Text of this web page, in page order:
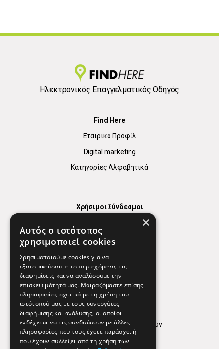
Ηλεκτρονικός Επαγγελματικός Οδηγός
Find Here
Εταιρικό Προφίλ
Digital marketing
Κατηγορίες Αλφαβητικά
Χρήσιμοι Σύνδεσμοι
Χρήσιμα Τηλέφωνα
Εφημερεύοντα Φαρμακεία
Απόρρητο
Όροι Χρήσης
Πολιτική προστασίας δεδομένων
Findhere
×
Αυτός ο ιστότοπος
χρησιμοποιεί cookies
Χρησιμοποιούμε cookies για να
εξατομικεύσουμε το περιεχόμενο, τις
διαφημίσεις και να αναλύσουμε την
επισκεψιμότητά μας. Μοιραζόμαστε επίσης
πληροφορίες σχετικά με τη χρήση του
ιστότοπού μας με τους συνεργάτες
διαφήμισης και ανάλυσης, οι οποίοι
ενδέχεται να τις συνδυάσουν με άλλες
πληροφορίες που τους έχετε παράσχει ή
που έχουν συλλέξει από τη χρήση των